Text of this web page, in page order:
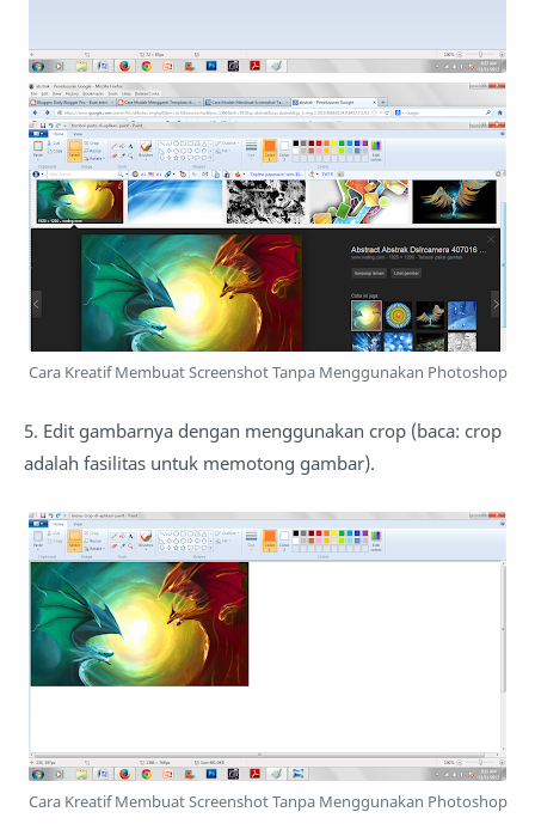
Cara Kreatif Membuat Screenshot Tanpa Menggunakan Photoshop
5. Edit gambarnya dengan menggunakan crop (baca: crop
adalah fasilitas untuk memotong gambar).
Cara Kreatif Membuat Screenshot Tanpa Menggunakan Photoshop